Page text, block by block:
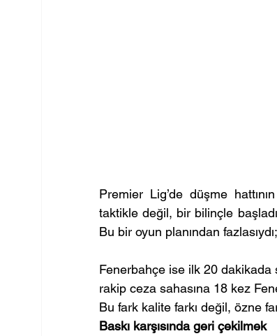
Premier Lig’de düşme
taktikle değil, bir bilinçle
Bu bir oyun planından
Fenerbahçe ise ilk 20 dakikada
rakip ceza sahasına 18 kez
Bu fark kalite farkı değil, özne
Baskı karşısında geri çekilmek